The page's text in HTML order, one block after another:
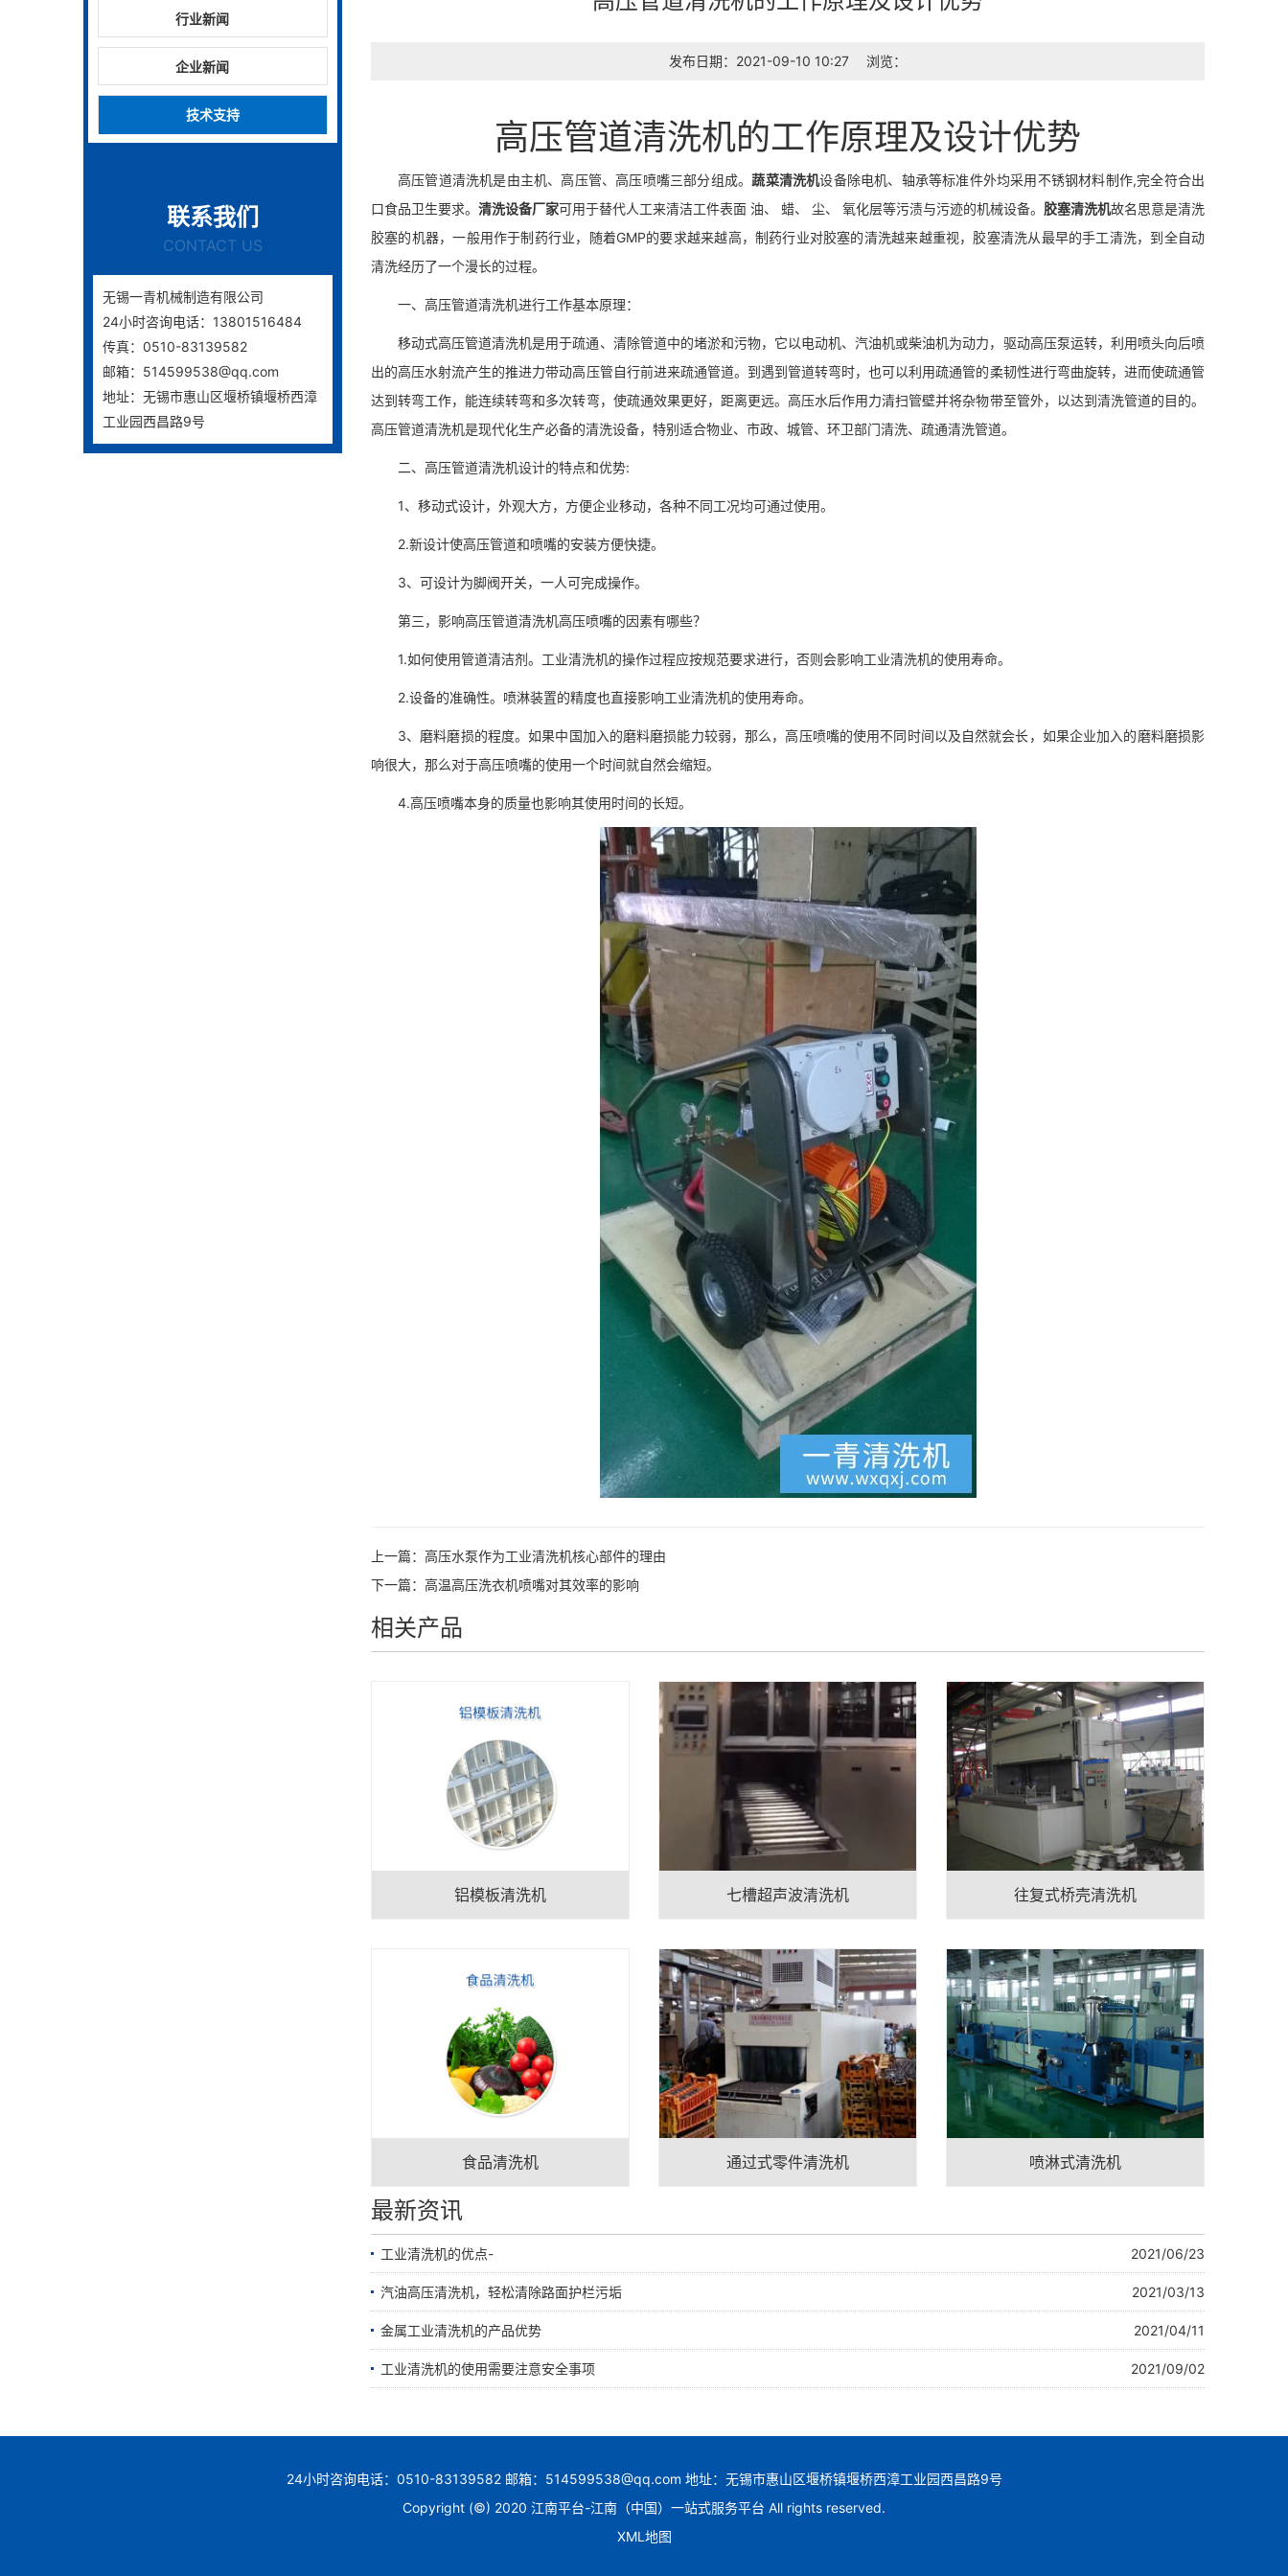
行业新闻
企业新闻
技术支持
联系我们
CONTACT US
无锡一青机械制造有限公司
24小时咨询电话：13801516484
传真：0510-83139582
邮箱：514599538@qq.com
地址：无锡市惠山区堰桥镇堰桥西漳
工业园西昌路9号
发布日期：2021-09-10 10:27 浏览：
高压管道清洗机的工作原理及设计优势
高压管道清洗机是由主机、高压管、高压喷嘴三部分组成。蔬菜清洗机设备除电机、轴承等标准件外均采用不锈钢材料制作,完全符合出
口食品卫生要求。 清洗设备厂家可用于替代人工来清洁工件表面 油、 蜡、 尘、 氧化层等污渍与污迹的机械设备。 胶塞清洗机故名思意是清洗
胶塞的机器，一般用作于制药行业，随着GMP的要求越来越高，制药行业对胶塞的清洗越来越重视，胶塞清洗从最早的手工清洗，到全自动
清洗经历了一个漫长的过程。
一、高压管道清洗机进行工作基本原理：
移动式高压管道清洗机是用于疏通、清除管道中的堵淤和污物，它以电动机、汽油机或柴油机为动力，驱动高压泵运转，利用喷头向后喷
出的高压水射流产生的推进力带动高压管自行前进来疏通管道。到遇到管道转弯时，也可以利用疏通管的柔韧性进行弯曲旋转，进而使疏通管
达到转弯工作，能连续转弯和多次转弯，使疏通效果更好，距离更远。高压水后作用力清扫管壁并将杂物带至管外，以达到清洗管道的目的。
高压管道清洗机是现代化生产必备的清洗设备，特别适合物业、市政、城管、环卫部门清洗、疏通清洗管道。
二、高压管道清洗机设计的特点和优势:
1、移动式设计，外观大方，方便企业移动，各种不同工况均可通过使用。
2.新设计使高压管道和喷嘴的安装方便快捷。
3、可设计为脚阀开关，一人可完成操作。
第三，影响高压管道清洗机高压喷嘴的因素有哪些？
1.如何使用管道清洁剂。 工业清洗机的操作过程应按规范要求进行，否则会影响工业清洗机的使用寿命。
2.设备的准确性。喷淋装置的精度也直接影响工业清洗机的使用寿命。
3、磨料磨损的程度。如果中国加入的磨料磨损能力较弱，那么，高压喷嘴的使用不同时间以及自然就会长，如果企业加入的磨料磨损影
响很大，那么对于高压喷嘴的使用一个时间就自然会缩短。
4.高压喷嘴本身的质量也影响其使用时间的长短。
上一篇： 高压水泵作为工业清洗机核心部件的理由
下一篇： 高温高压洗衣机喷嘴对其效率的影响
相关产品
铝模板清洗机 七槽超声波清洗机 往复式桥壳清洗机
食品清洗机 通过式零件清洗机 喷淋式清洗机
最新资讯
工业清洗机的优点- 2021/06/23
汽油高压清洗机，轻松清除路面护栏污垢 2021/03/13
金属工业清洗机的产品优势 2021/04/11
工业清洗机的使用需要注意安全事项 2021/09/02
24小时咨询电话：0510-83139582 邮箱：514599538@qq.com 地址：无锡市惠山区堰桥镇堰桥西漳工业园西昌路9号
Copyright (©) 2020 江南平台-江南（中国）一站式服务平台 All rights reserved.
XML地图